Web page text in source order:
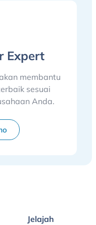
Expert
membantu
sesuai
Anda.
Jelajah